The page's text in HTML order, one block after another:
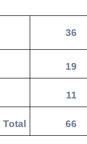
36
19
11
Total 66